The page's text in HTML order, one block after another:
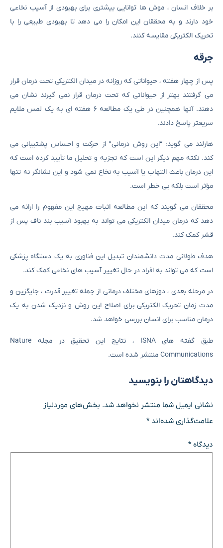
بر خلاف انسان ، موش ها توانایی بیشتری برای بهبودی از آسیب نخاعی
خود دارند و به محققان این امکان را می دهد تا بهبودی طبیعی را با
تحریک الکتریکی مقایسه کنند.
جرقه
پس از چهار هفته ، حیواناتی که روزانه در میدان الکتریکی تحت درمان قرار
می گرفتند بهتر از حیواناتی که تحت درمان قرار نمی گیرند نشان می
دهند. آنها همچنین در طی یک مطالعه ۶ هفته ای به یک لمس ملایم
سریعتر پاسخ دادند.
هارلند می گوید: “این روش درمانی” از حرکت و احساس پشتیبانی می
کند. نکته مهم دیگر این است که تجزیه و تحلیل ما تأیید کرده است که
این درمان باعث التهاب یا آسیب به نخاع نمی شود و این نشانگر نه تنها
مؤثر است بلکه بی خطر است.
محققان می گویند که این مطالعه اثبات مهیج این مفهوم را ارائه می
دهد که درمان میدان الکتریکی می تواند به بهبود آسیب بند ناف پس از
قشر کمک کند.
هدف طولانی مدت دانشمندان تبدیل این فناوری به یک دستگاه پزشکی
است که می تواند به افراد در حال تغییر آسیب های نخاعی کمک کند.
در مرحله بعدی ، دوزهای مختلف درمانی از جمله تغییر قدرت ، جایگزین و
مدت زمان تحریک الکتریکی برای اصلاح این روش و نزدیک شدن به یک
درمان مناسب برای انسان بررسی خواهد شد.
طبق گفته های ISNA ، نتایج این تحقیق در مجله Nature
Communications منتشر شده است.
دیدگاهتان را بنویسید
نشانی ایمیل شما منتشر نخواهد شد. بخش‌های موردنیاز
علامت‌گذاری شده‌اند*
دیدگاه*